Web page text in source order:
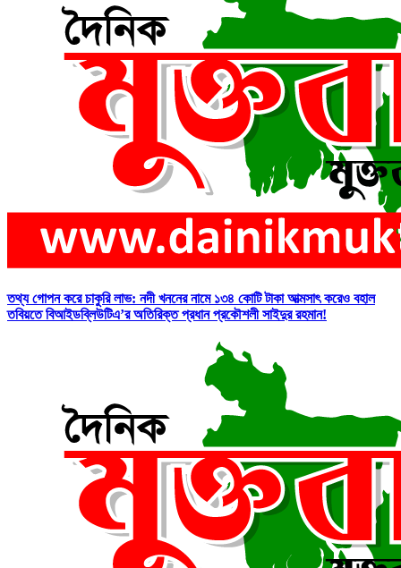
তথ্য গোপন করে চাকুরি লাভ: নদী খননের নামে ১৩৪ কোটি টাকা আত্মসাৎ করেও বহাল
তবিয়তে বিআইডব্লিউটিএ’র অতিরিক্ত প্রধান প্রকৌশলী সাইদুর রহমান!